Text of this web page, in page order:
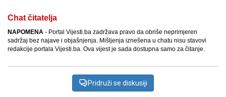
Chat čitatelja
NAPOMENA - Portal Vijesti.ba zadržava pravo da obriše neprimjeren
sadržaj bez najave i objašnjenja. Mišljenja iznešena u chatu nisu stavovi
redakcije portala Vijesti.ba. Ova vijest je sada dostupna samo za čitanje.
Pridruži se diskusiji